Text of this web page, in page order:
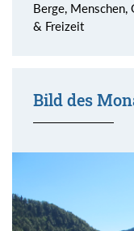
Berge, Menschen,
& Freizeit
Bild des